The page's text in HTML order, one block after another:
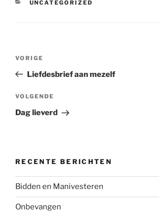
CATEGORIEËN
UNCATEGORIZED
Vorig
bericht
VORIGE
Liefdesbrief aan mezelf
Volgend
bericht
VOLGENDE
Dag lieverd
RECENTE BERICHTEN
Bidden en Manivesteren
Onbevangen